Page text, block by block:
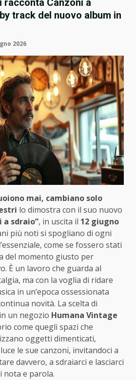
racconta Canzoni a
track del nuovo album in
2026
mai, cambiano solo
lo dimostra con il suo nuovo
a sdraio”, in uscita il 12 giugno
più noti si spogliano di ogni
come se fossero stati
del momento giusto per
È un lavoro che guarda al
ma con la voglia di ridare
in un’epoca ossessionata
novità. La scelta di
un negozio Humana Vintage
come quegli spazi che
oggetti dimenticati,
le sue canzoni, invitandoci a
davvero, a sdraiarci e lasciarci
e parola.